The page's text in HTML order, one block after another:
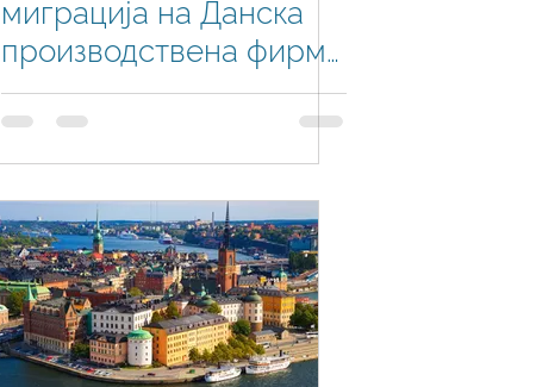
миграција на Данска
производствена фирма
кон Business Central
изведена од Логин
Системи